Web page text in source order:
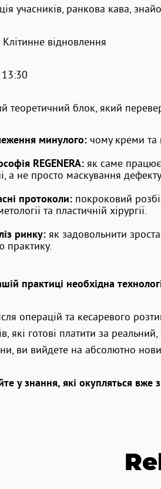
учасників, ранкова кава,
відновлення
теоретичний блок, який
минулого: чому креми та
REGENERA: як саме працює
а не просто маскування
протоколи: покроковий
та пластичній хірургії.
ринку: як задовольнити
практику.
практиці необхідна
операцій та кесаревого
які готові платити за
ви вийдете на абсолютно
у знання, які окупляться